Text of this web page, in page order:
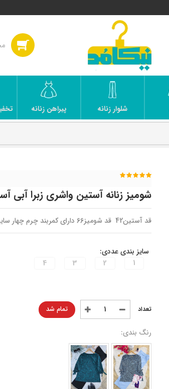
شلوار زنانه پیراهن زنانه
شومیز زنانه آستین واشری زبرا آبی
قد آستین42 قد شومیز66 دارای کمربند چرم چهار سایزی
سایز بندی عددی:
1
2
3
4
تمام شد
رنگ بندی: